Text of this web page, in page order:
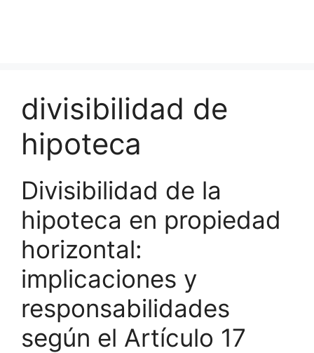
divisibilidad de
hipoteca
Divisibilidad de la
hipoteca en propiedad
horizontal:
implicaciones y
responsabilidades
según el Artículo 17